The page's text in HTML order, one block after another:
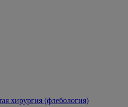
хирургия (флебология)